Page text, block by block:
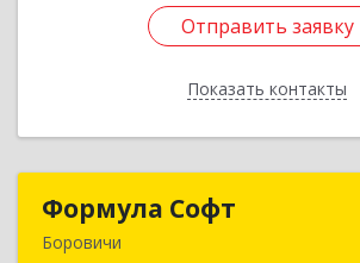
Отправить заявку
Показать контакты
Отправить заявку
Назад
Формула Софт
Боровичи